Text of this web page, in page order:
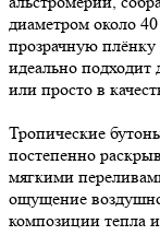
диаметром около
прозрачную плёнку
идеально подходит
или просто в
Тропические
постепенно
мягкими
ощущение
композиции тепла